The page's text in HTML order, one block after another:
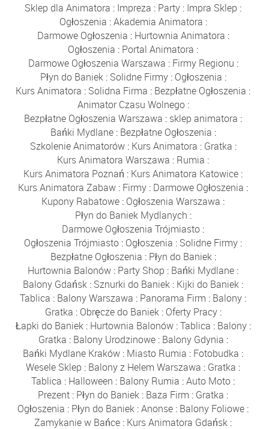
Sklep dla Animatora : Impreza : Party : Impra Sklep :
Ogłoszenia :Akademia Animatora :
Darmowe Ogłoszenia : Hurtownia Animatora :
Ogłoszenia : Portal Animatora :
Darmowe Ogłoszenia Warszawa : Firmy Regionu :
Płyn do Baniek: Solidne Firmy: Ogłoszenia :
Kurs Animatora : Solidna Firma : Bezpłatne Ogłoszenia :
Animator Czasu Wolnego:
Bezpłatne Ogłoszenia Warszawa : sklep animatora :
Bańki Mydlane: Bezpłatne Ogłoszenia :
Szkolenie Animatorów: Kurs Animatora : Gratka :
Kurs Animatora Warszawa : Rumia :
Kurs Animatora Poznań : Kurs Animatora Katowice :
Kurs Animatora Zabaw : Firmy : Darmowe Ogłoszenia :
Kupony Rabatowe : Ogłoszenia Warszawa :
Płyn do Baniek Mydlanych :
Darmowe Ogłoszenia Trójmiasto :
Ogłoszenia Trójmiasto : Ogłoszenia : Solidne Firmy :
Bezpłatne Ogłoszenia : Płyn do Baniek:
Hurtownia Balonów : Party Shop : Bańki Mydlane :
Balony Gdańsk : Sznurki do Baniek : Kijki do Baniek :
Tablica : Balony Warszawa : Panorama Firm : Balony :
Gratka : Obręcze do Baniek: Oferty Pracy:
Łapki do Baniek: Hurtownia Balonów:Tablica : Balony:
Gratka : Balony Urodzinowe: Balony Gdynia :
Bańki Mydlane Kraków : Miasto Rumia : Fotobudka :
Wesele Sklep : Balony z Helem Warszawa : Gratka :
Tablica : Halloween : Balony Rumia :Auto Moto :
Prezent : Płyn do Baniek : Baza Firm : Gratka :
Ogłoszenia : Płyn do Baniek :Anonse : Balony Foliowe :
Zamykanie w Bańce : Kurs Animatora Gdańsk :